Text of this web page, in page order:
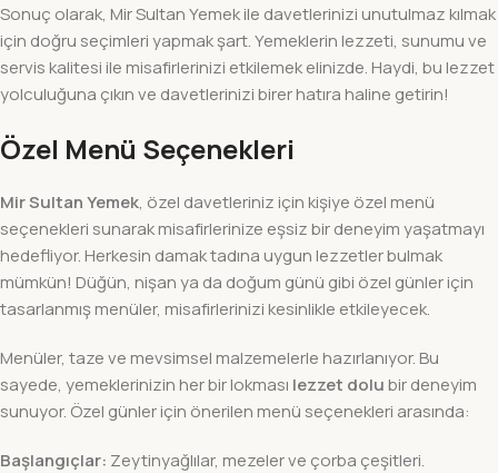
Sonuç olarak, Mir Sultan Yemek ile davetlerinizi unutulmaz kılmak
için doğru seçimleri yapmak şart. Yemeklerin lezzeti, sunumu ve
servis kalitesi ile misafirlerinizi etkilemek elinizde. Haydi, bu lezzet
yolculuğuna çıkın ve davetlerinizi birer hatıra haline getirin!
Özel Menü Seçenekleri
Mir Sultan Yemek, özel davetleriniz için kişiye özel menü
seçenekleri sunarak misafirlerinize eşsiz bir deneyim yaşatmayı
hedefliyor. Herkesin damak tadına uygun lezzetler bulmak
mümkün! Düğün, nişan ya da doğum günü gibi özel günler için
tasarlanmış menüler, misafirlerinizi kesinlikle etkileyecek.
Menüler, taze ve mevsimsel malzemelerle hazırlanıyor. Bu
sayede, yemeklerinizin her bir lokması lezzet dolubir deneyim
sunuyor. Özel günler için önerilen menü seçenekleri arasında:
Başlangıçlar: Zeytinyağlılar, mezeler ve çorba çeşitleri.